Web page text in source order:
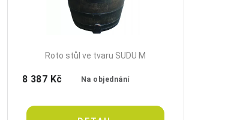
Roto stůl ve tvaru SUDU M
Na objednání
8 387 Kč